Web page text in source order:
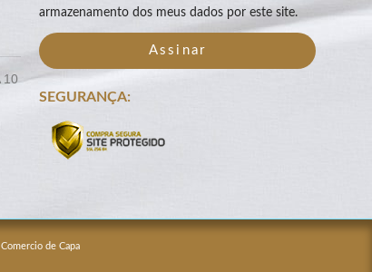
10
armazenamento dos meus dados por este site.
Assinar
SEGURANÇA:
de Capa